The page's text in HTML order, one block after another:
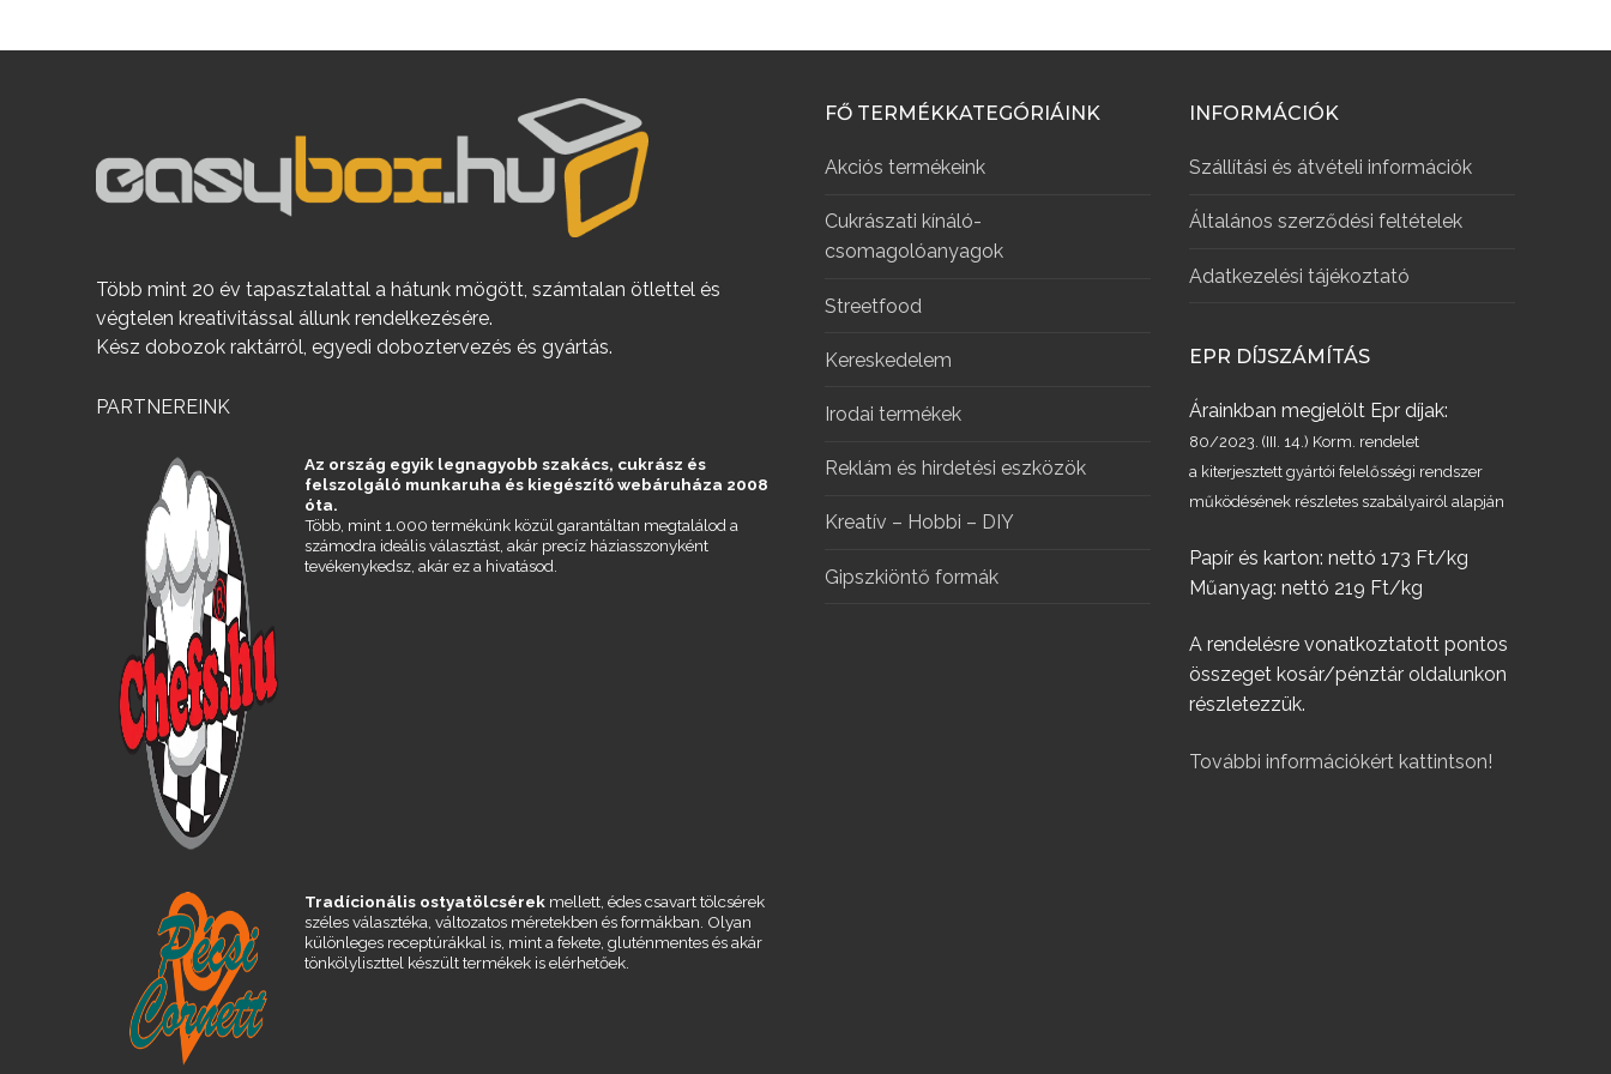
Több mint 20 év tapasztalattal a hátunk mögött, számtalan ötlettel és
végtelen kreativitással állunk rendelkezésére.
Kész dobozok raktárról, egyedi doboztervezés és gyártás.
PARTNEREINK
Az ország egyik legnagyobb szakács, cukrász és
felszolgáló munkaruha és kiegészítő webáruháza 2008
óta.
Több, mint 1.000 termékünk közül garantáltan megtalálod a
számodra ideális választást, akár precíz háziasszonyként
tevékenykedsz, akár ez a hivatásod.
Tradícionális ostyatölcsérekmellett, édes csavart tölcsérek
széles választéka, változatos méretekben és formákban. Olyan
különleges receptúrákkal is, mint a fekete, gluténmentes és akár
tönkölyliszttel készült termékek is elérhetőek.
FŐ TERMÉKKATEGÓRIÁINK
Akciós termékeink
Cukrászati kínáló-
csomagolóanyagok
Streetfood
Kereskedelem
Irodai termékek
Reklám és hirdetési eszközök
Kreatív – Hobbi – DIY
Gipszkiöntő formák
INFORMÁCIÓK
Szállítási és átvételi információk
Általános szerződési feltételek
Adatkezelési tájékoztató
EPR DÍJSZÁMÍTÁS
Árainkban megjelölt Epr díjak:
80/2023. (III. 14.) Korm. rendelet
a kiterjesztett gyártói felelősségi rendszer
működésének részletes szabályairól alapján
Papír és karton: nettó 173 Ft/kg
Műanyag: nettó 219 Ft/kg
A rendelésre vonatkoztatott pontos
összeget kosár/pénztár oldalunkon
részletezzük.
További információkért kattintson!